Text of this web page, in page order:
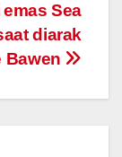
Sea
diarak
Bawen